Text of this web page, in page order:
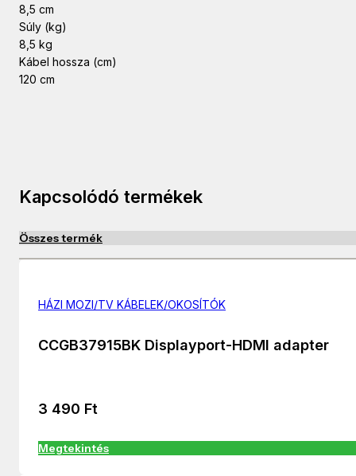
8,5 cm
Súly (kg)
8,5 kg
Kábel hossza (cm)
120 cm
Kapcsolódó termékek
Összes termék
HÁZI MOZI/TV KÁBELEK/OKOSÍTÓK
CCGB37915BK Displayport-HDMI adapter
3 490 Ft
Megtekintés